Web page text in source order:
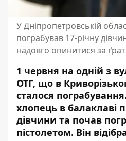
У Дніпропетровській
пограбував 17-річну
надовго опинитися за
1 червня на одній з
ОТГ, що в
сталося
хлопець в балаклаві
дівчини та почав
пістолетом. Він